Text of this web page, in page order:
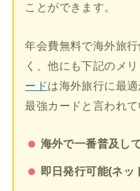
ことができます。
年会費無料で海外旅
く、他にも下記のメリ
ードは海外旅行に最
最強カードと言われて
海外で一番普及し
即日発行可能(ネ